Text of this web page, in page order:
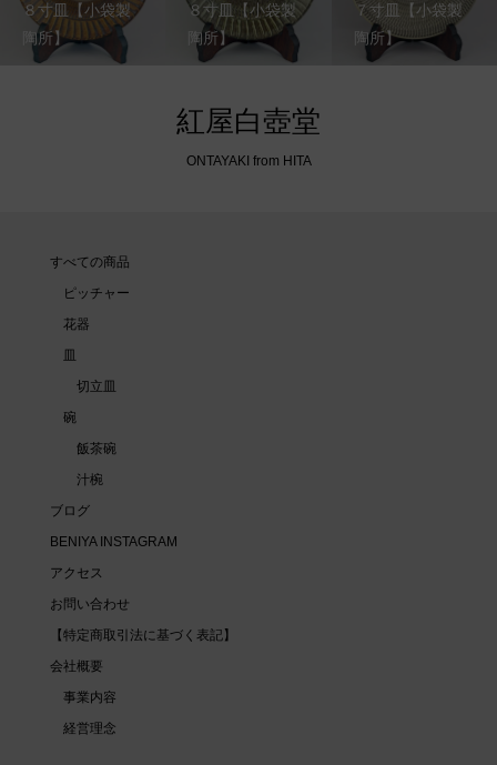
８寸皿【小袋製
陶所】
８寸皿【小袋製
陶所】
７寸皿【小袋製
陶所】
紅屋白壺堂
ONTAYAKI from HITA
すべての商品
ピッチャー
花器
皿
切立皿
碗
飯茶碗
汁椀
ブログ
BENIYA INSTAGRAM
アクセス
お問い合わせ
【特定商取引法に基づく表記】
会社概要
事業内容
経営理念